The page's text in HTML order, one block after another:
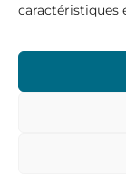
caractéristiques
Mentions